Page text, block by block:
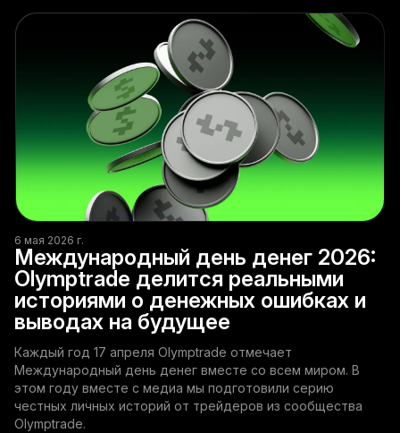
6 мая 2026 г.
Международный день денег 2026:
Olymptrade делится реальными
историями о денежных ошибках и
выводах на будущее
Каждый год 17 апреля Olymptrade отмечает
Международный день денег вместе со всем миром. В
этом году вместе с медиа мы подготовили серию
честных личных историй от трейдеров из сообщества
Olymptrade.